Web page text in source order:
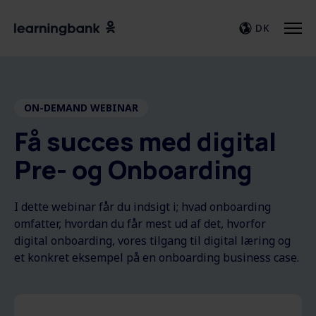
DK
ON-DEMAND WEBINAR
F​å succes med digital
Pre- og Onboarding
I dette webinar får du indsigt i; hvad onboarding
omfatter, hvordan du får mest ud af det, hvorfor
digital onboarding, vores tilgang til digital læring og
et konkret eksempel på en onboarding business case.